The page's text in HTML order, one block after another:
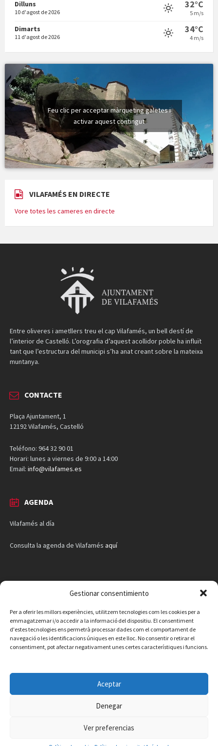
Gestionar consentimiento
Per a oferir les millors experiències, utilitzem tecnologies com les cookies per a
emmagatzemar i/o accedir a la informació del dispositiu. El consentiment
d'estes tecnologies ens permetrà processar dades com el comportament de
navegació o les identificacions úniques en este lloc. No consentir o retirar el
consentiment, pot afectar negativament unes certes característiques i funcions.
Aceptar
Denegar
Ver preferencias
Dilluns
10 d'agost de 2026
32°C
5 m/s
Dimarts
11 d'agost de 2026
34°C
4 m/s
Feu clic per acceptar màrqueting galetes i
activar aquest contingut
VILAFAMÉS EN DIRECTE
Vore totes les cameres en directe
Entre oliveres i ametllers treu el cap Vilafamés, un bell destí de
l’interior de Castelló. L’orografia d’aquest acollidor poble ha influït
tant que l’estructura del municipi s’ha anat creant sobre la mateixa
muntanya.
CONTACTE
Plaça Ajuntament, 1
12192 Vilafamés, Castelló
Teléfono: 964 32 90 01
Horari: lunes a viernes de 9:00 a 14:00
Email: info@vilafames.es
AGENDA
Vilafamés al día
Consulta la agenda de Vilafamés aquí